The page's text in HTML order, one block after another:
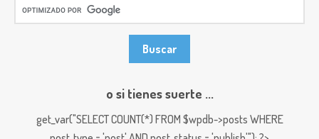
o si tienes suerte ...
get_var("SELECT COUNT(*) FROM $wpdb->posts WHERE